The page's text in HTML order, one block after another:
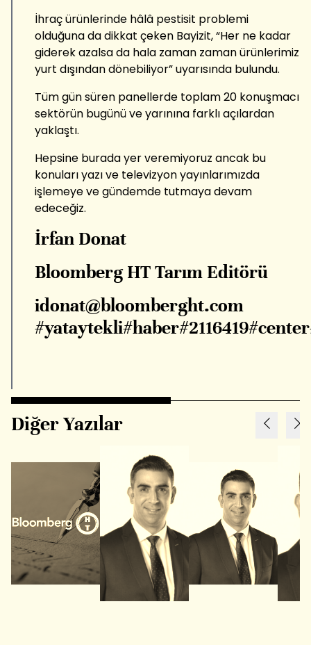
İhraç ürünlerinde hâlâ pestisit problemi
olduğuna da dikkat çeken Bayizit, “Her ne kadar
giderek azalsa da hala zaman zaman ürünlerimiz
yurt dışından dönebiliyor” uyarısında bulundu.
Tüm gün süren panellerde toplam 20 konuşmacı
sektörün bugünü ve yarınına farklı açılardan
yaklaştı.
Hepsine burada yer veremiyoruz ancak bu
konuları yazı ve televizyon yayınlarımızda
işlemeye ve gündemde tutmaya devam
edeceğiz.
İrfan Donat
Bloomberg HT Tarım Editörü
idonat@bloomberght.com
Diğer Yazılar